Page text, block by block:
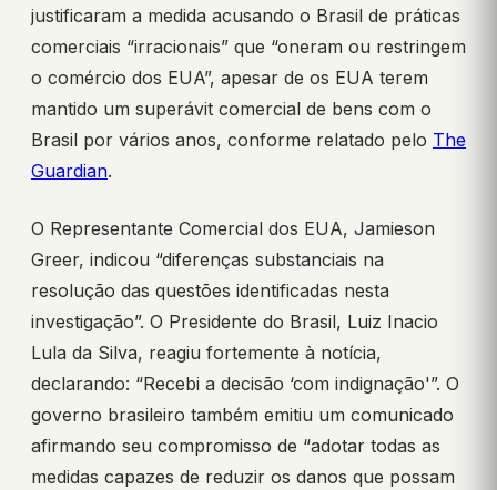
justificaram a medida acusando o Brasil de práticas
comerciais “irracionais” que “oneram ou restringem
o comércio dos EUA”, apesar de os EUA terem
mantido um superávit comercial de bens com o
Brasil por vários anos, conforme relatado pelo The
Guardian.
O Representante Comercial dos EUA, Jamieson
Greer, indicou “diferenças substanciais na
resolução das questões identificadas nesta
investigação”. O Presidente do Brasil, Luiz Inacio
Lula da Silva, reagiu fortemente à notícia,
declarando: “Recebi a decisão ‘com indignação'”. O
governo brasileiro também emitiu um comunicado
afirmando seu compromisso de “adotar todas as
medidas capazes de reduzir os danos que possam